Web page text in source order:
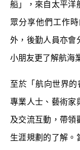
船」，來自太平洋
眾分享他們工作
外，後勤人員亦會
小朋友更了解航海
至於「航向世界
專業人士、藝術家
及交流互動，帶領
生涯規劃的了解。